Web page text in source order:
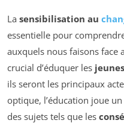
La sensibilisation au
essentielle pour
auxquels nous faisons face
crucial d’éduquer les jeunes
ils seront les principaux
optique, l’éducation joue
des sujets tels que les